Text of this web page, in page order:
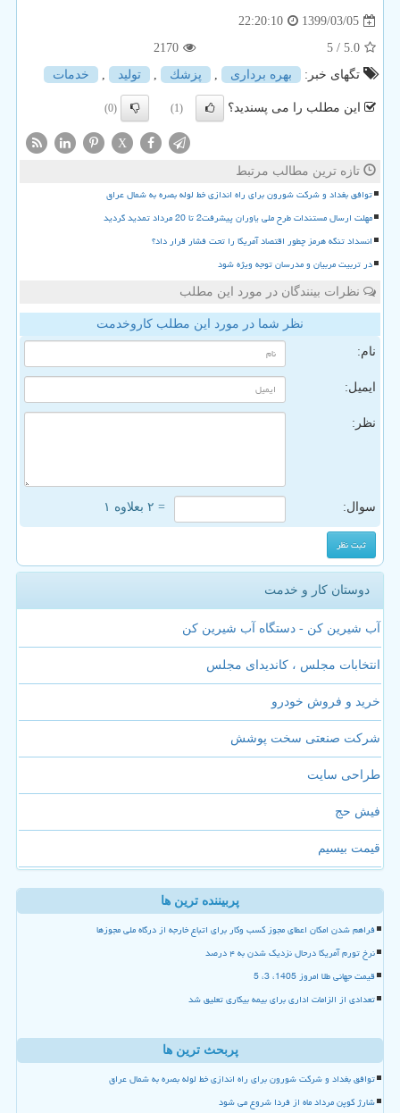
1399/03/05
22:20:10
5.0
/ 5
2170
تگهای خبر:
بهره برداری , پزشك , تولید , خدمات
این مطلب را می پسندید؟ (1)
(0)
X
تازه ترین مطالب مرتبط
توافق بغداد و شرکت شورون برای راه اندازی خط لوله بصره به شمال عراق
مهلت ارسال مستندات طرح ملی یاوران پیشرفت2 تا 20 مرداد تمدید گردید
انسداد تنگه هرمز چطور اقتصاد آمریکا را تحت فشار قرار داد؟
در تربیت مربیان و مدرسان توجه ویژه شود
نظرات بینندگان در مورد این مطلب
نظر شما در مورد این مطلب کاروخدمت
نام:
ایمیل:
نظر:
سوال: = ۲ بعلاوه ۱
دوستان کار و خدمت
آب شیرین کن - دستگاه آب شیرین کن
انتخابات مجلس ، کاندیدای مجلس
خرید و فروش خودرو
شرکت صنعتی سخت پوشش
طراحی سایت
فیش حج
قیمت بیسیم
پربیننده ترین ها
فراهم شدن امکان اعطای مجوز کسب وکار برای اتباع خارجه از درگاه ملی مجوزها
نرخ تورم آمریکا درحال نزدیک شدن به ۴ درصد
قیمت جهانی طلا امروز 1405، 3، 5
تعدادی از الزامات اداری برای بیمه بیکاری تعلیق شد
پربحث ترین ها
توافق بغداد و شرکت شورون برای راه اندازی خط لوله بصره به شمال عراق
شارژ کوپن مرداد ماه از فردا شروع می شود